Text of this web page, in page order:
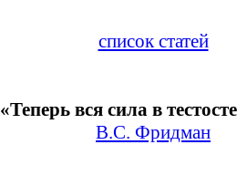
список статей
«Теперь вся сила в
В.С. Фридман